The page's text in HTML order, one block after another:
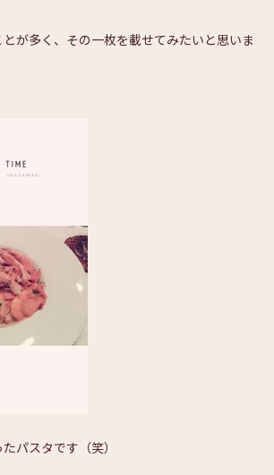
が多く、その一枚を載せてみたいと思いま
パスタです（笑）